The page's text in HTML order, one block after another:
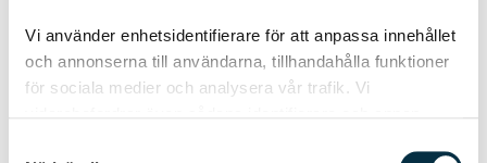
Vi använder enhetsidentifierare för att anpassa innehållet
och annonserna till användarna, tillhandahålla funktioner
för sociala medier och analysera vår trafik. Vi